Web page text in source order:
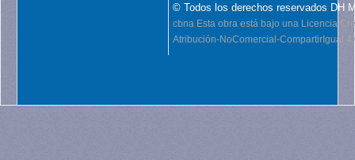
© Todos los derechos reservados DH
cbna Esta obra está bajo una Licencia
Atribución-NoComercial-CompartirIgual